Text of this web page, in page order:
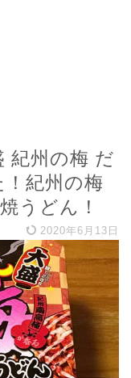
紀州の梅 だ
紀州の梅
うどん！
2020年6月13日